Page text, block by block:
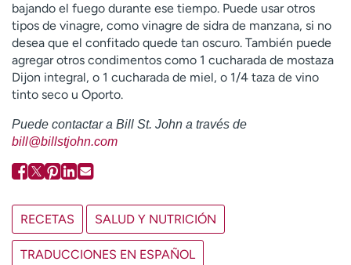
bajando el fuego durante ese tiempo. Puede usar otros
tipos de vinagre, como vinagre de sidra de manzana, si no
desea que el confitado quede tan oscuro. También puede
agregar otros condimentos como 1 cucharada de mostaza
Dijon integral, o 1 cucharada de miel, o 1/4 taza de vino
tinto seco u Oporto.
Puede contactar a Bill St. John a través de
bill@billstjohn.com
RECETAS SALUD Y NUTRICIÓN
TRADUCCIONES EN ESPAÑOL